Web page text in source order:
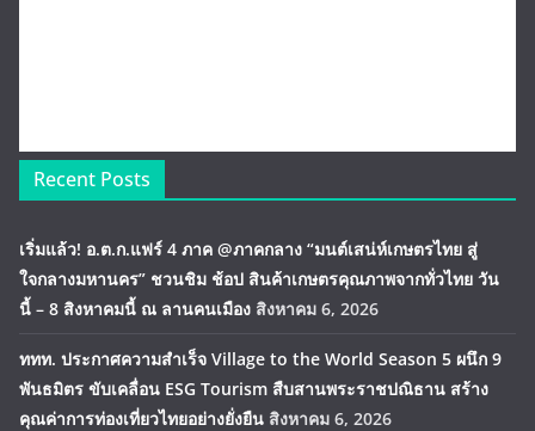
Recent Posts
เริ่มแล้ว! อ.ต.ก.แฟร์ 4 ภาค @ภาคกลาง “มนต์เสน่ห์เกษตรไทย สู่
ใจกลางมหานคร” ชวนชิม ช้อป สินค้าเกษตรคุณภาพจากทั่วไทย วัน
นี้ – 8 สิงหาคมนี้ ณ ลานคนเมือง สิงหาคม 6, 2026
ททท. ประกาศความสำเร็จ Village to the World Season 5 ผนึก 9
พันธมิตร ขับเคลื่อน ESG Tourism สืบสานพระราชปณิธาน สร้าง
คุณค่าการท่องเที่ยวไทยอย่างยั่งยืน สิงหาคม 6, 2026